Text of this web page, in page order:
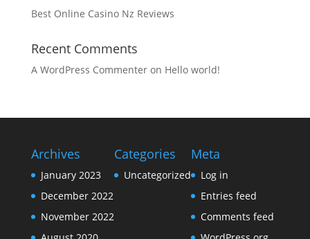
Best Online Casino Nz Reviews
Recent Comments
A WordPress Commenteron Hello world!
Archives
January 2023
December 2022
November 2022
Categories
Uncategorized
Meta
Log in
Entries feed
Comments feed